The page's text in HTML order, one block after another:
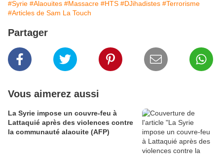
#Syrie #Alaouites #Massacre #HTS #DJihadistes #Terrorisme
#Articles de Sam La Touch
Partager
Vous aimerez aussi
La Syrie impose un couvre-feu à
Lattaquié après des violences contre
la communauté alaouite (AFP)